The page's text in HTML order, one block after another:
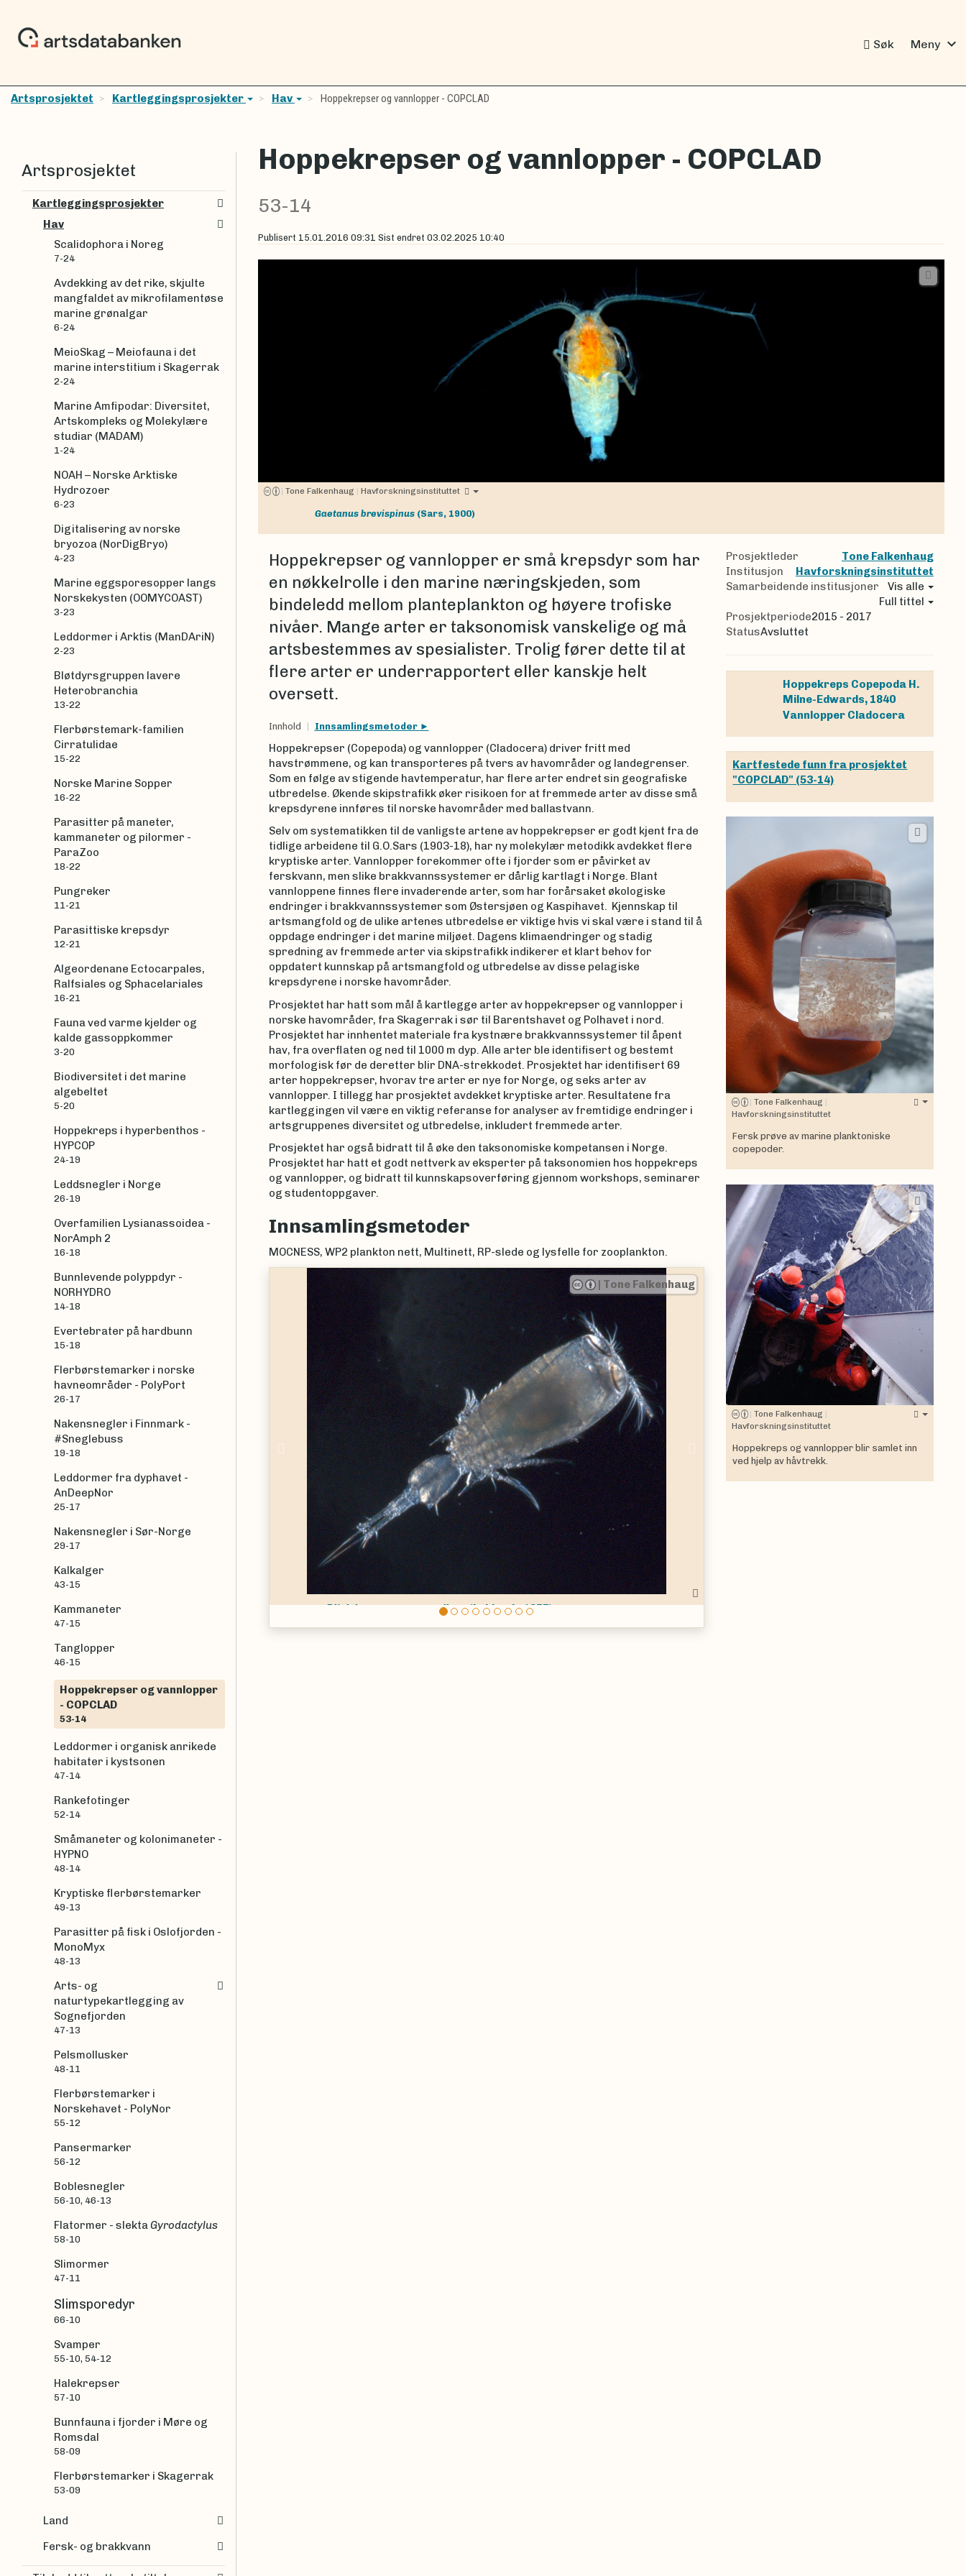
Søk Meny expand_more
Artsprosjektet Kartleggingsprosjekter Hav Hoppekrepser og vannlopper - COPCLAD
Hoppekrepser og vannlopper - COPCLAD
53-14
Publisert 15.01.2016 09:31 Sist endret 03.02.2025 10:40
| Tone Falkenhaug | Havforskningsinstituttet
Gaetanus brevispinus (Sars, 1900)
Hoppekrepser og vannlopper er små krepsdyr som har
en nøkkelrolle i den marine næringskjeden, som
bindeledd mellom planteplankton og høyere trofiske
nivåer. Mange arter er taksonomisk vanskelige og må
artsbestemmes av spesialister. Trolig fører dette til at
flere arter er underrapportert eller kanskje helt
oversett.
Innhold Innsamlingsmetoder
Hoppekrepser (Copepoda) og vannlopper (Cladocera) driver fritt med
havstrømmene, og kan transporteres på tvers av havområder og landegrenser.
Som en følge av stigende havtemperatur, har flere arter endret sin geografiske
utbredelse. Økende skipstrafikk øker risikoen for at fremmede arter av disse små
krepsdyrene innføres til norske havområder med ballastvann.
Selv om systematikken til de vanligste artene av hoppekrepser er godt kjent fra de
tidlige arbeidene til G.O.Sars (1903-18), har ny molekylær metodikk avdekket flere
kryptiske arter. Vannlopper forekommer ofte i fjorder som er påvirket av
ferskvann, men slike brakkvannssystemer er dårlig kartlagt i Norge. Blant
vannloppene finnes flere invaderende arter, som har forårsaket økologiske
endringer i brakkvannssystemer som Østersjøen og Kaspihavet. Kjennskap til
artsmangfold og de ulike artenes utbredelse er viktige hvis vi skal være i stand til å
oppdage endringer i det marine miljøet. Dagens klimaendringer og stadig
spredning av fremmede arter via skipstrafikk indikerer et klart behov for
oppdatert kunnskap på artsmangfold og utbredelse av disse pelagiske
krepsdyrene i norske havområder.
Prosjektet har hatt som mål å kartlegge arter av hoppekrepser og vannlopper i
norske havområder, fra Skagerrak i sør til Barentshavet og Polhavet i nord.
Prosjektet har innhentet materiale fra kystnære brakkvannssystemer til åpent
hav, fra overflaten og ned til 1000 m dyp. Alle arter ble identifisert og bestemt
morfologisk før de deretter blir DNA-strekkodet. Prosjektet har identifisert 69
arter hoppekrepser, hvorav tre arter er nye for Norge, og seks arter av
vannlopper. I tillegg har prosjektet avdekket kryptiske arter. Resultatene fra
kartleggingen vil være en viktig referanse for analyser av fremtidige endringer i
artsgruppenes diversitet og utbredelse, inkludert fremmede arter.
Prosjektet har også bidratt til å øke den taksonomiske kompetansen i Norge.
Prosjektet har hatt et godt nettverk av eksperter på taksonomien hos hoppekreps
og vannlopper, og bidratt til kunnskapsoverføring gjennom workshops, seminarer
og studentoppgaver.
Innsamlingsmetoder
MOCNESS, WP2 plankton nett, Multinett, RP-slede og lysfelle for zooplankton.
| Tone Falkenhaug
Tharybis macrophthalmaSars, 1902
Previous
Prosjektleder
Tone Falkenhaug
Institusjon
Havforskningsinstituttet
Samarbeidende institusjoner
Vis alle
Full tittel
Prosjektperiode2015 - 2017
StatusAvsluttet
Hoppekreps Copepoda H.
Milne-Edwards, 1840
Vannlopper Cladocera
Kartfestede funn fra prosjektet
"COPCLAD" (53-14)
| Tone Falkenhaug |
Havforskningsinstituttet
Fersk prøve av marine planktoniske
copepoder.
| Tone Falkenhaug |
Havforskningsinstituttet
Hoppekreps og vannlopper blir samlet inn
ved hjelp av håvtrekk.
Artsprosjektet
Kartleggingsprosjekter
Hav
Scalidophora i Noreg
7-24
Avdekking av det rike, skjulte
mangfaldet av mikrofilamentøse
marine grønalgar
6-24
MeioSkag – Meiofauna i det
marine interstitium i Skagerrak
2-24
Marine Amfipodar: Diversitet,
Artskompleks og Molekylære
studiar (MADAM)
1-24
NOAH – Norske Arktiske
Hydrozoer
6-23
Digitalisering av norske
bryozoa (NorDigBryo)
4-23
Marine eggsporesopper langs
Norskekysten (OOMYCOAST)
3-23
Leddormer i Arktis (ManDAriN)
2-23
Bløtdyrsgruppen lavere
Heterobranchia
13-22
Flerbørstemark-familien
Cirratulidae
15-22
Norske Marine Sopper
16-22
Parasitter på maneter,
kammaneter og pilormer -
ParaZoo
18-22
Pungreker
11-21
Parasittiske krepsdyr
12-21
Algeordenane Ectocarpales,
Ralfsiales og Sphacelariales
16-21
Fauna ved varme kjelder og
kalde gassoppkommer
3-20
Biodiversitet i det marine
algebeltet
5-20
Hoppekreps i hyperbenthos -
HYPCOP
24-19
Leddsnegler i Norge
26-19
Overfamilien Lysianassoidea -
NorAmph 2
16-18
Bunnlevende polyppdyr -
NORHYDRO
14-18
Evertebrater på hardbunn
15-18
Flerbørstemarker i norske
havneområder - PolyPort
26-17
Nakensnegler i Finnmark -
#Sneglebuss
19-18
Leddormer fra dyphavet -
AnDeepNor
25-17
Nakensnegler i Sør-Norge
29-17
Kalkalger
43-15
Kammaneter
47-15
Tanglopper
46-15
Hoppekrepser og vannlopper
- COPCLAD
53-14
Leddormer i organisk anrikede
habitater i kystsonen
47-14
Rankefotinger
52-14
Småmaneter og kolonimaneter -
HYPNO
48-14
Kryptiske flerbørstemarker
49-13
Parasitter på fisk i Oslofjorden -
MonoMyx
48-13
Arts- og
naturtypekartlegging av
Sognefjorden
47-13
Pelsmollusker
48-11
Flerbørstemarker i
Norskehavet - PolyNor
55-12
Pansermarker
56-12
Boblesnegler
56-10, 46-13
Flatormer - slektaGyrodactylus
58-10
Slimormer
47-11
Slimsporedyr
66-10
Svamper
55-10, 54-12
Halekrepser
57-10
Bunnfauna i fjorder i Møre og
Romsdal
58-09
Flerbørstemarker i Skagerrak
53-09
Land
Fersk- og brakkvann